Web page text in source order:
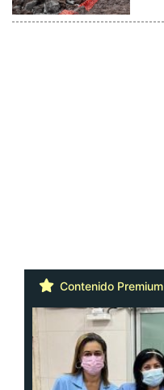
Contenido Premium